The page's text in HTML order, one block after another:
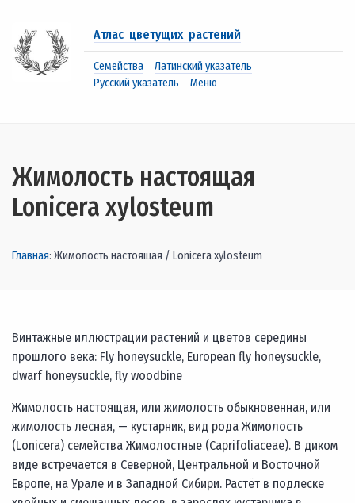
Атлас цветущих растений
Семейства
Латинский указатель
Русский указатель
Меню
Жимолость настоящая
Lonicera xylosteum
Главная: Жимолость настоящая / Lonicera xylosteum
Винтажные иллюстрации растений и цветов середины
прошлого века: Fly honeysuckle, European fly honeysuckle,
dwarf honeysuckle, fly woodbine
Жимолость настоящая, или жимолость обыкновенная, или
жимолость лесная, — кустарник, вид рода Жимолость
(Lonicera) семейства Жимолостные (Caprifoliaceae). В диком
виде встречается в Северной, Центральной и Восточной
Европе, на Урале и в Западной Сибири. Растёт в подлеске